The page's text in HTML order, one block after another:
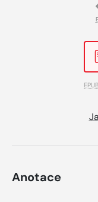
EPUB
Anotace